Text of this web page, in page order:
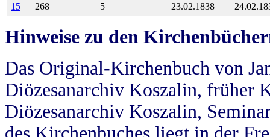
15
268 5 23.02.1838
Hinweise zu den
Das Original-Kirchenbuch von
Diözesanarchiv Koszalin, früher
Diözesanarchiv Koszalin,